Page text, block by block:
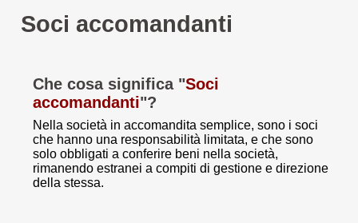
Soci accomandanti
Che cosa significa "Soci
accomandanti"?
Nella società in accomandita semplice, sono i soci
che hanno una responsabilità limitata, e che sono
solo obbligati a conferire beni nella società,
rimanendo estranei a compiti di gestione e direzione
della stessa.